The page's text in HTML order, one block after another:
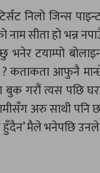
निलो जिन्स
सीता हो भन्न
टयाम्पो
आफुनै मान्छे
बुक गरौं त्यस पछि
अरु साथी
मैले भनेपछि